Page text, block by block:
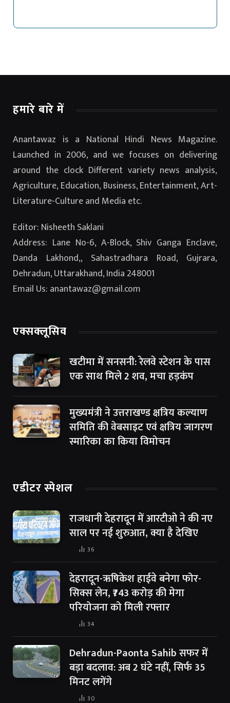
हमारे बारे में
Anantawaz is a National Hindi News Magazine.
Launched in 2006, and we focuses on delivering
around the clock Different variety news analysis,
Agriculture, Education, Business, Entertainment, Art-
Literature-Culture and Media etc.
Editor: Nisheeth Saklani
Address: Lane No-6, A-Block, Shiv Ganga Enclave,
Danda Lakhond,, Sahastradhara Road, Gujrara,
Dehradun, Uttarakhand, India 248001
Email Us: anantawaz@gmail.com
एक्सक्लूसिव
खटीमा में सनसनी: रेलवे स्टेशन के पास
एक साथ मिले 2 शव, मचा हड़कंप
मुख्यमंत्री ने उत्तराखण्ड क्षत्रिय कल्याण
समिति की वेबसाइट एवं क्षत्रिय जागरण
स्मारिका का किया विमोचन
एडीटर स्पेशल
राजधानी देहरादून में आरटीओ ने की नए
साल पर नई शुरुआत, क्या है देखिए
36
देहरादून-ऋषिकेश हाईवे बनेगा फोर-
सिक्स लेन, ₹743 करोड़ की मेगा
परियोजना को मिली रफ्तार
34
Dehradun-Paonta Sahib सफर में
बड़ा बदलाव: अब 2 घंटे नहीं, सिर्फ 35
मिनट लगेंगे
30